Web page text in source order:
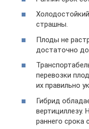
страшны.
Плоды не
достаточно
перевозки
их правильно
Гибрид
вертициллезу.
раннего срока